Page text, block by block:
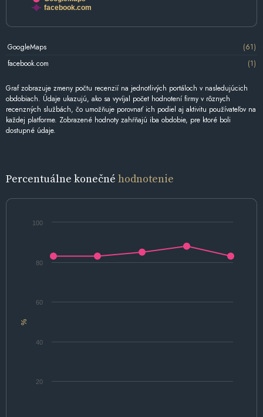
facebook.com
GoogleMaps
(61)
facebook.com
(1)
Graf zobrazuje zmeny počtu recenzií na jednotlivých portáloch v nasledujúcich
obdobiach. Údaje ukazujú, ako sa vyvíjal počet hodnotení firmy v rôznych
recenzných službách, čo umožňuje porovnať ich podiel aj aktivitu používateľov na
každej platforme. Zobrazené hodnoty zahŕňajú iba obdobie, pre ktoré boli
dostupné údaje.
Percentuálne konečné hodnotenie
%
20
40
60
80
100